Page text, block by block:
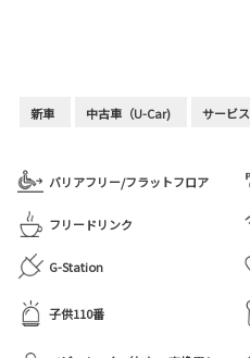
新車 中古車（U-Car) サービス
バリアフリー/フラットフロア
フリードリンク
G-Station
子供110番